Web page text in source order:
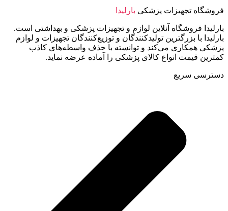
فروشگاه تجهیزات پزشکی بارلیدا
بارلیدا فروشگاه آنلاین لوازم و تجهیزات پزشکی و بهداشتی است.
بارلیدا با بزرگترین تولیدکنندگان و توزیع‌کنندگان تجهیزات و لوازم
پزشکی همکاری می‌کند و توانسته با حذف واسطه‌های کاذب
کمترین قیمت انواع کالای پزشکی را آماده عرضه نماید.
دسترسی سریع